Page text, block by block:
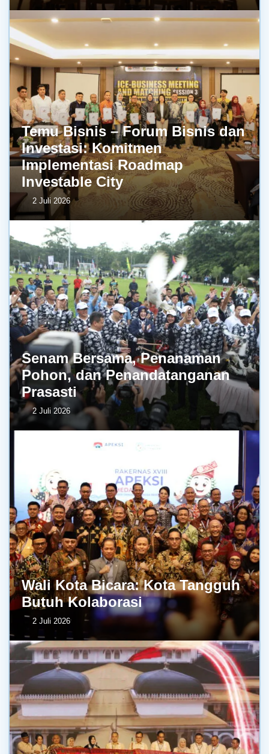
Temu Bisnis – Forum Bisnis dan
Investasi: Komitmen
Implementasi Roadmap
Investable City
2 Juli 2026
Senam Bersama, Penanaman
Pohon, dan Penandatanganan
Prasasti
2 Juli 2026
Wali Kota Bicara: Kota Tangguh
Butuh Kolaborasi
2 Juli 2026